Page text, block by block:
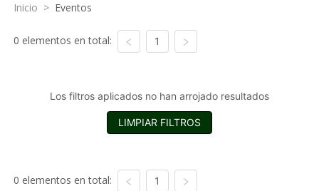
Inicio > Eventos
0 elementos en total: 1
Los filtros aplicados no han arrojado resultados
LIMPIAR FILTROS
0 elementos en total: 1